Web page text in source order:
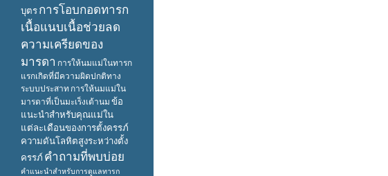
บุตรการโอบกอดทารก
เนื้อแนบเนื้อช่วยลด
ความเครียดของ
มารดา การให้นมแม่ในทารก
แรกเกิดที่มีความผิดปกติทาง
ระบบประสาท การให้นมแม่ใน
มารดาที่เป็นมะเร็งเต้านม ข้อ
แนะนำสำหรับคุณแม่ใน
แต่ละเดือนของการตั้งครรภ์
ความดันโลหิตสูงระหว่างตั้ง
ครรภ์ คำถามที่พบบ่อย
คำแนะนำสำหรับการดูแลทารก